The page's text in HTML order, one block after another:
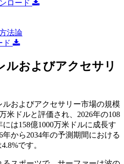
ロード
法論
ド
ルおよびアクセサリ
およびアクセサリー市場の規模
米ドルと評価され、2026年の108
は158億1000万米ドルに成長す
から2034年の予測期間における
です。